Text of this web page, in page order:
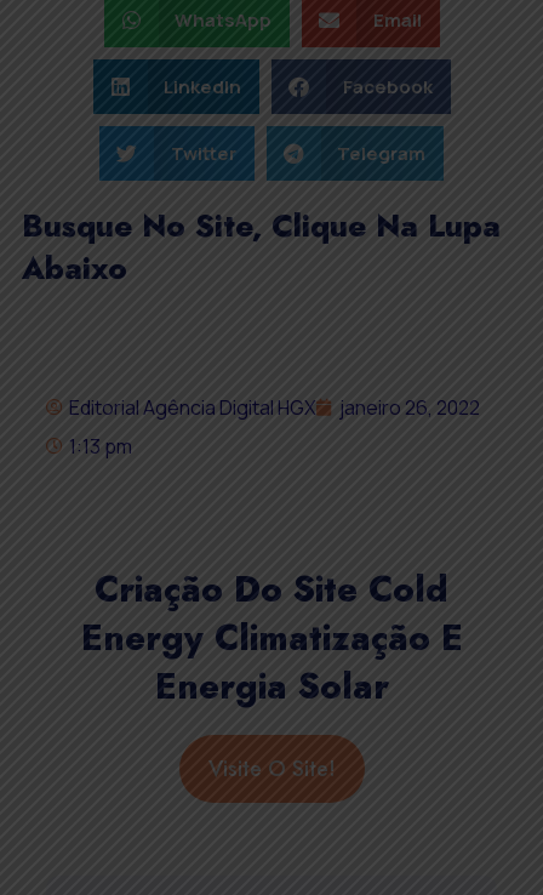
WhatsApp Email
LinkedIn Facebook
Twitter Telegram
Busque No Site, Clique Na Lupa
Abaixo
Editorial Agência Digital HGX
janeiro 26, 2022
1:13 pm
Criação Do Site Cold
Energy Climatização E
Energia Solar
Visite O Site!